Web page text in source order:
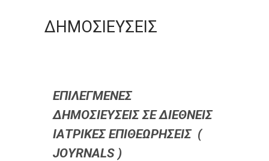
ΔΗΜΟΣΙΕΥΣΕΙΣ
ΕΠΙΛΕΓΜΕΝΕΣ
ΔΗΜΟΣΙΕΥΣΕΙΣ ΣΕ ΔΙΕΘΝEIΣ
ΙΑΤΡΙΚΕΣ ΕΠΙΘΕΩΡΗΣΕΙΣ (
JOYRNALS )